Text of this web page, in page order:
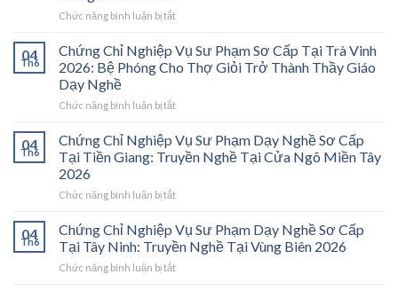
Chức năng bình luận bị tắtở
Chỉ
Nghiệp
Vụ
Phạm
Cấp
Tại
Vĩnh
2026:
Cánh
Cửa
“Thầy
04
Th6
Chứng Chỉ Nghiệp Vụ Sư Phạm Sơ Cấp Tại Trà Vinh
2026: Bệ Phóng Cho Thợ Giỏi Trở Thành Thầy Giáo
Dạy Nghề
Chức năng bình luận bị tắtở
Chỉ
Nghiệp
Vụ
Phạm
Cấp
Tại
Trà
Vinh
04
Th6
Chứng Chỉ Nghiệp Vụ Sư Phạm Dạy Nghề Sơ Cấp
Tại Tiền Giang: Truyền Nghề Tại Cửa Ngõ Miền Tây
2026
Chức năng bình luận bị tắtở
Chỉ
Nghiệp
Vụ
Sư
04
Th6
Chứng Chỉ Nghiệp Vụ Sư Phạm Dạy Nghề Sơ Cấp
Tại Tây Ninh: Truyền Nghề Tại Vùng Biên 2026
Chức năng bình luận bị tắtở